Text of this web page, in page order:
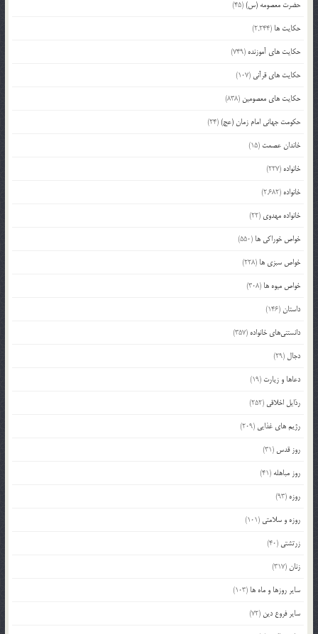
حضرت معصومه (س)(45)
حکایت ها (2,244)
حکایت های آموزنده (749)
حکایت های قرآنی (107)
حکایت های معصومین (838)
حکومت جهانی امام زمان (عج)(24)
خاندان عصمت (15)
خانواده (227)
خانواده (2,682)
خانواده مهدوی (22)
خواص خوراکی ها (550)
خواص سبزی ها (228)
خواص میوه ها (308)
داستان(146)
دانستنی‌های خانواده (357)
دجال (29)
دعاها و زیارت (19)
رذایل اخلاقی (252)
رژیم های غذایی (209)
روز قدس (31)
روز مباهله (41)
روزه (93)
روزه و سلامتی (101)
زرتشتی (40)
زنان(317)
سایر روزها و ماه ها (103)
سایر فروع دین (72)